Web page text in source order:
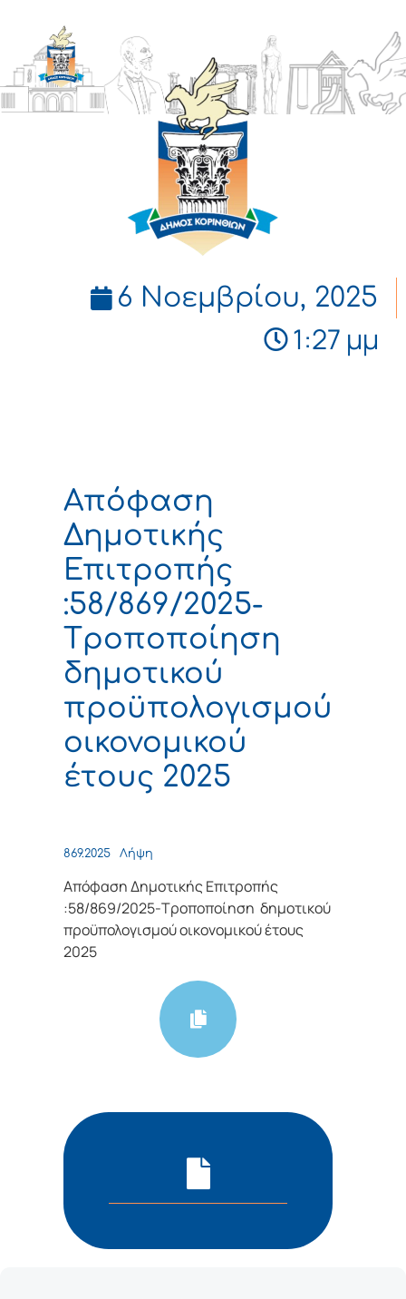
ΔΗΜΟΣ
ΚΟΡΙΝΘΙΩΝ
6 Νοεμβρίου, 2025
1:27 μμ
Απόφαση
Δημοτικής
Επιτροπής
:58/869/2025-
Tροποποίηση
δημοτικού
προϋπολογισμού
οικονομικού
έτους 2025
869.2025 Λήψη
Απόφαση Δημοτικής Επιτροπής
:58/869/2025-Tροποποίηση δημοτικού
προϋπολογισμού οικονομικού έτους
2025